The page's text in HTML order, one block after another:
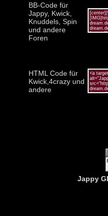
BB-Code für
Jappy, Kwick,
Knuddels, Spin
und andere
Foren
HTML Code für
Kwick,4crazy und
andere
Jappy